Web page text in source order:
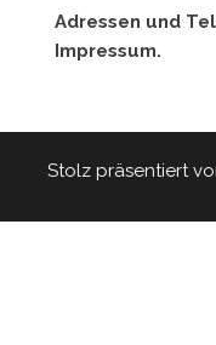
Adressen und
Impressum.
Stolz präsentiert